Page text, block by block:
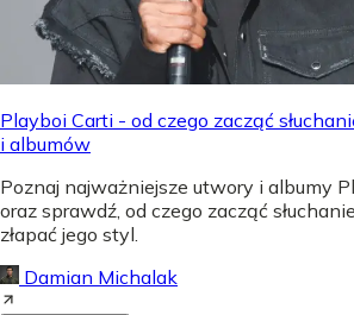
Playboi Carti - od czego zacząć
i albumów
Poznaj najważniejsze utwory i albumy
oraz sprawdź, od czego zacząć
złapać jego styl.
Damian Michalak